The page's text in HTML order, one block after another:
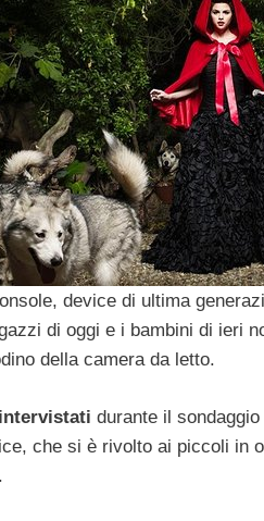
device di ultima
di oggi e i bambini di ieri
della camera da letto.
durante il
che si è rivolto ai piccoli in